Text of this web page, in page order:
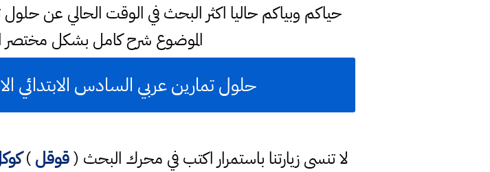
حياكم وبياكم حاليا اكثر البحث في الوقت الحالي عن
الموضوع شرح كامل بشكل
حلول تمارين عربي السادس الابتدائي
لا تنسى زيارتنا باستمرار اكتب في محرك البحث (قوقل)